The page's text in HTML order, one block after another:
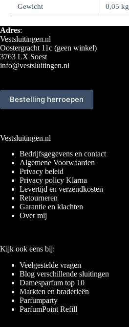
Gewicht 0,05 kg
Adres:
Vestsluitingen.nl
Oostergracht 11c (geen winkel)
3763 LX Soest
info@vestsluitingen.nl
Bestelling herroepen
Vestsluitingen.nl
Bedrijfsgegevens en contact
Algemene Voorwaarden
Privacy beleid
Privacy policy Klarna
Levertijd en verzendkosten
Retourneren
Garantie en klachten
Over mij
Kijk ook eens bij:
Veelgestelde vragen
Blog verschillende sluitingen
Damesparfum top 10
Markten en braderieën
Parfumparty
ParfumPoint Refill